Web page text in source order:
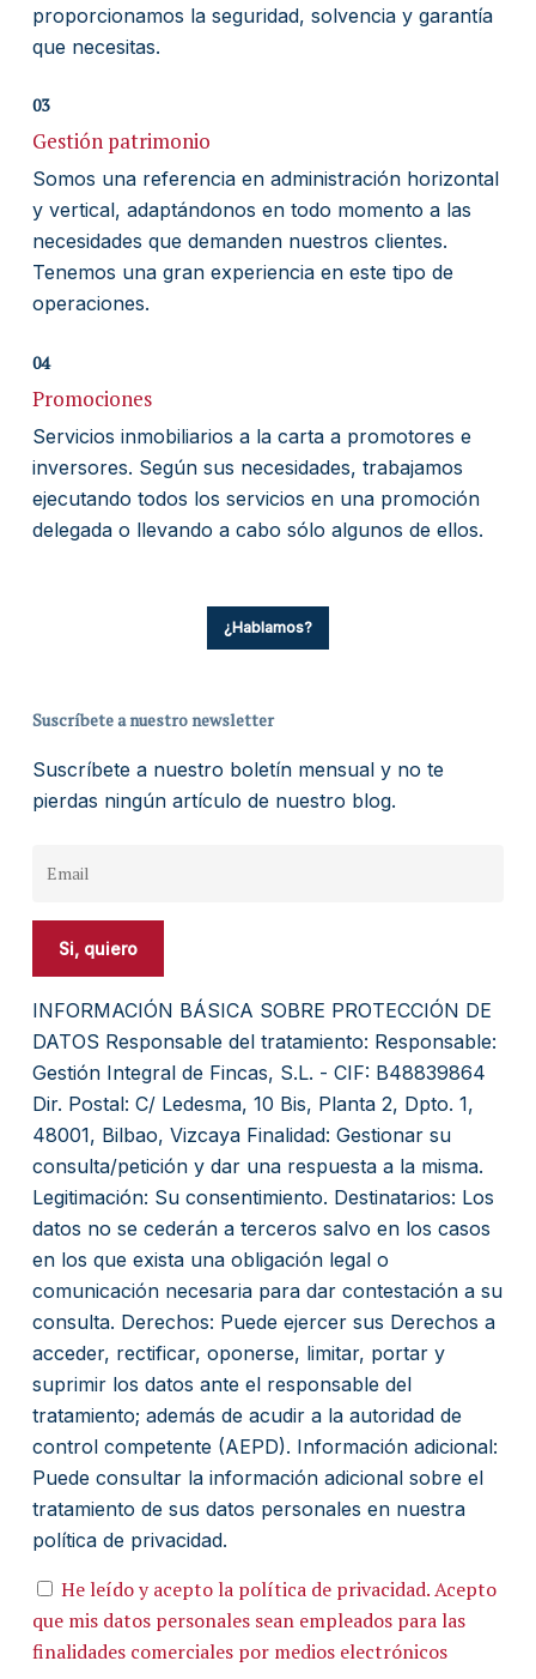
proporcionamos la seguridad, solvencia y garantía
que necesitas.
03
Gestión patrimonio
Somos una referencia en administración horizontal
y vertical, adaptándonos en todo momento a las
necesidades que demanden nuestros clientes.
Tenemos una gran experiencia en este tipo de
operaciones.
04
Promociones
Servicios inmobiliarios a la carta a promotores e
inversores. Según sus necesidades, trabajamos
ejecutando todos los servicios en una promoción
delegada o llevando a cabo sólo algunos de ellos.
¿Hablamos?
Suscríbete a nuestro newsletter
Suscríbete a nuestro boletín mensual y no te
pierdas ningún artículo de nuestro blog.
INFORMACIÓN BÁSICA SOBRE PROTECCIÓN DE
DATOS Responsable del tratamiento: Responsable:
Gestión Integral de Fincas, S.L. - CIF: B48839864
Dir. Postal: C/ Ledesma, 10 Bis, Planta 2, Dpto. 1,
48001, Bilbao, Vizcaya Finalidad: Gestionar su
consulta/petición y dar una respuesta a la misma.
Legitimación: Su consentimiento. Destinatarios: Los
datos no se cederán a terceros salvo en los casos
en los que exista una obligación legal o
comunicación necesaria para dar contestación a su
consulta. Derechos: Puede ejercer sus Derechos a
acceder, rectificar, oponerse, limitar, portar y
suprimir los datos ante el responsable del
tratamiento; además de acudir a la autoridad de
control competente (AEPD). Información adicional:
Puede consultar la información adicional sobre el
tratamiento de sus datos personales en nuestra
política de privacidad.
He leído y acepto la política de privacidad. Acepto
que mis datos personales sean empleados para las
finalidades comerciales por medios electrónicos